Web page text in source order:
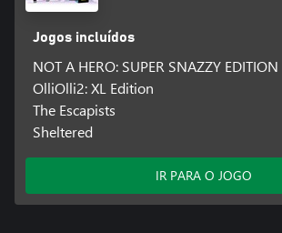
Jogos incluídos
NOT A HERO: SUPER SNAZZY EDITION
OlliOlli2: XL Edition
The Escapists
Sheltered
IR PARA O JOGO